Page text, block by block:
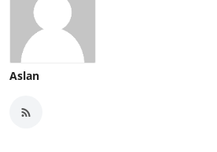
Aslan